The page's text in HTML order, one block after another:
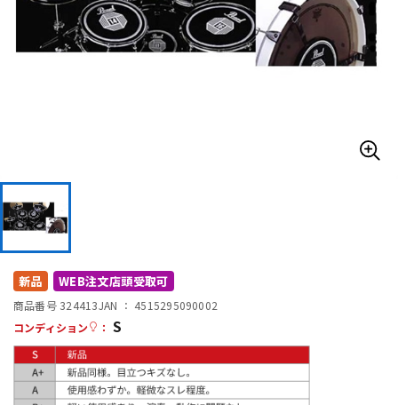
管楽器 その他楽器
配信/ライブ機器
中古 ヴィンテージ
新品 WEB注文店頭受取可
商品番号 324413JAN ： 4515295090002
コンディション
： S